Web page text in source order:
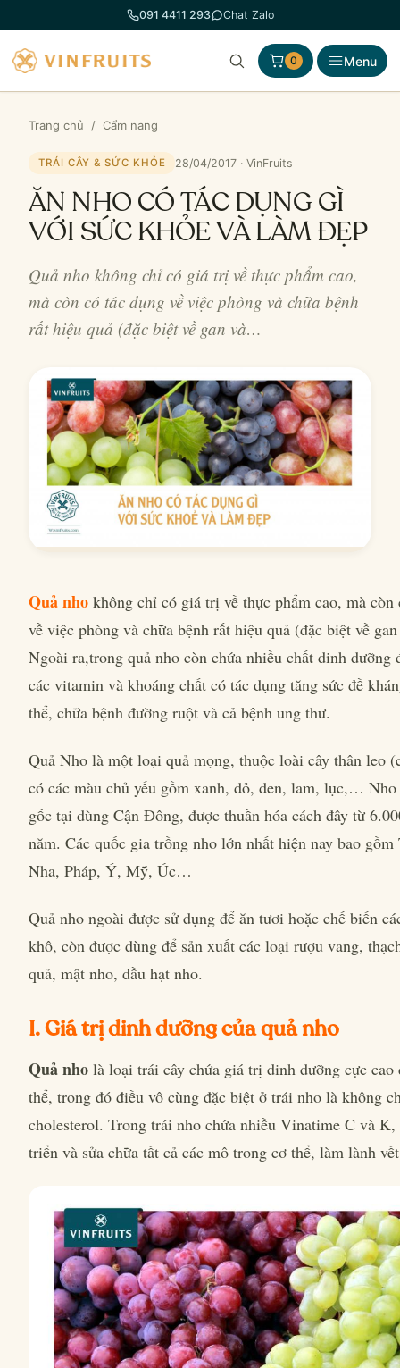
đến
phần
nội
dung
091 4411 293 Chat Zalo
0 Menu
Trang chủ / Cẩm nang
TRÁI CÂY & SỨC KHỎE 28/04/2017 · VinFruits
ĂN NHO CÓ TÁC DỤNG GÌ
VỚI SỨC KHỎE VÀ LÀM ĐẸP
Quả nho không chỉ có giá trị về thực phẩm cao,
mà còn có tác dụng về việc phòng và chữa bệnh
rất hiệu quả (đặc biệt về gan và…
Quả nho không chỉ có giá trị về thực phẩm cao, mà còn
về việc phòng và chữa bệnh rất hiệu quả (đặc biệt về
Ngoài ra,trong quả nho còn chứa nhiều chất dinh dưỡng
các vitamin và khoáng chất có tác dụng tăng sức đề
thể, chữa bệnh đường ruột và cả bệnh ung thư.
Quả Nho là một loại quả mọng, thuộc loài cây thân leo
có các màu chủ yếu gồm xanh, đỏ, đen, lam, lục,… Nho
gốc tại dùng Cận Đông, được thuần hóa cách đây từ
năm. Các quốc gia trồng nho lớn nhất hiện nay bao gồm
Nha, Pháp, Ý, Mỹ, Úc…
Quả nho ngoài được sử dụng để ăn tươi hoặc chế biến
khô, còn được dùng để sản xuất các loại rượu vang,
quả, mật nho, dầu hạt nho.
I. Giá trị dinh dưỡng của quả nho
Quả nho là loại trái cây chứa giá trị dinh dưỡng cực
thể, trong đó điều vô cùng đặc biệt ở trái nho là không
cholesterol. Trong trái nho chứa nhiều Vinatime C và
triển và sửa chữa tất cả các mô trong cơ thể, làm lành